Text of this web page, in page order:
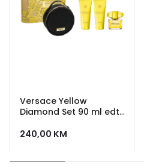
Versace Yellow
Diamond Set 90 ml edt
gel za tusiranje +
240,00 KM